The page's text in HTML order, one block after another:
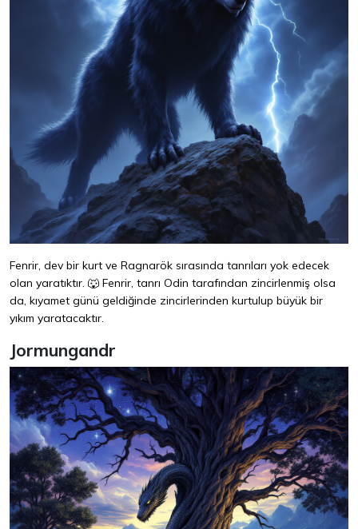
Fenrir, dev bir kurt ve Ragnarök sırasında tanrıları yok edecek
olan yaratıktır. 🐺 Fenrir, tanrı Odin tarafından zincirlenmiş olsa
da, kıyamet günü geldiğinde zincirlerinden kurtulup büyük bir
yıkım yaratacaktır.
Jormungandr